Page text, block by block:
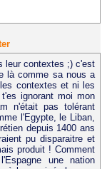
leur contextes ;) c'est
là comme sa nous a
contextes et ni les
ignorant moi mon
n'était pas tolérant
l'Egypte, le Liban,
depuis 1400 ans
pu disparaitre et
produit ! Comment
une nation